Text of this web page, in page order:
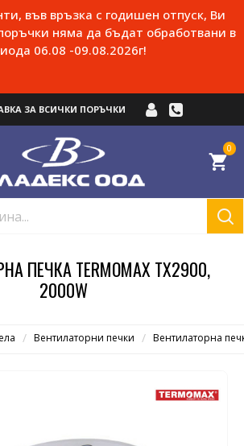
във връзка с годишен отпуск, Ви
няма да бъдат обработвани в
06.08 -09.08.2026г!
ЗА ВСИЧКИ ПОРЪЧКИ
0
Вентилаторни печки Вентилаторна
ПЕЧКА TERMOMAX TX2900,
2000W